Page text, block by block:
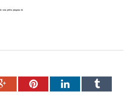
Google+Pinterest
LinkedIn